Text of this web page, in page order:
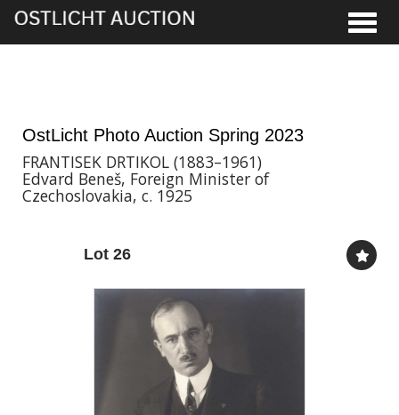
OstLicht Photo Auction Spring 2023
FRANTISEK DRTIKOL (1883–1961)
Edvard Beneš, Foreign Minister of
Czechoslovakia, c. 1925
Lot 26